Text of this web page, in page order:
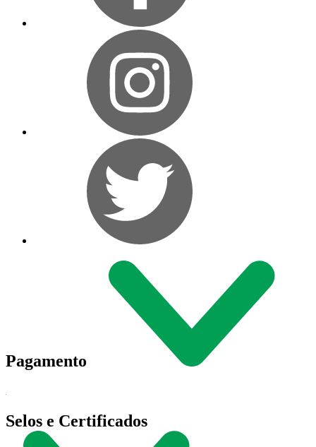
Pagamento
Selos e Certificados